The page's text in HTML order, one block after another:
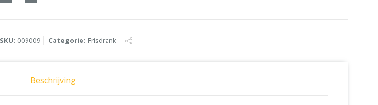
SKU: 009009 Categorie: Frisdrank
Beschrijving